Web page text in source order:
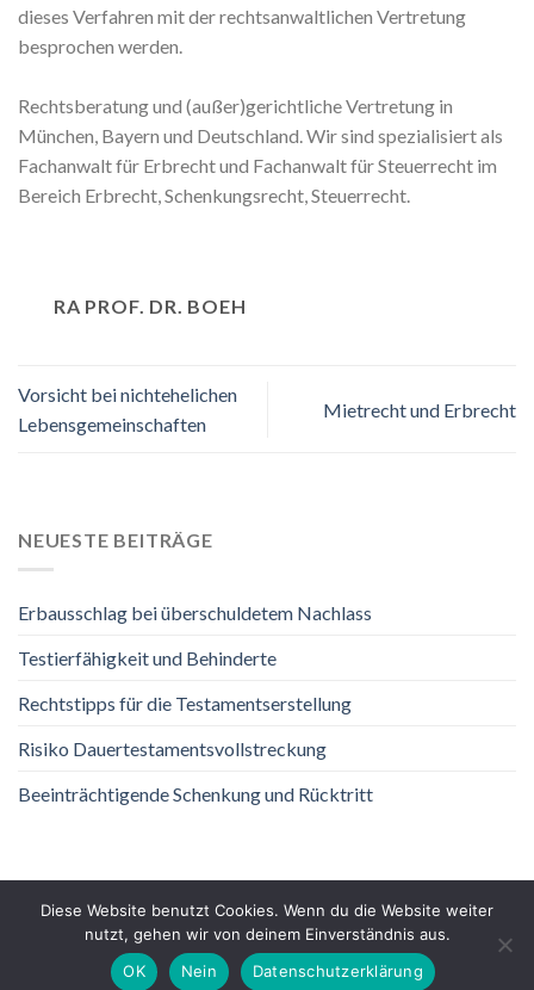
dieses Verfahren mit der rechtsanwaltlichen Vertretung
besprochen werden.
Rechtsberatung und (außer)gerichtliche Vertretung in
München, Bayern und Deutschland. Wir sind spezialisiert als
Fachanwalt für Erbrecht und Fachanwalt für Steuerrecht im
Bereich Erbrecht, Schenkungsrecht, Steuerrecht.
RA PROF. DR. BOEH
Vorsicht bei nichtehelichen
Lebensgemeinschaften
Mietrecht und Erbrecht
NEUESTE BEITRÄGE
Erbausschlag bei überschuldetem Nachlass
Testierfähigkeit und Behinderte
Rechtstipps für die Testamentserstellung
Risiko Dauertestamentsvollstreckung
Beeinträchtigende Schenkung und Rücktritt
DATENSCHUTZ IMPRESSUM
Copyright 2026
Diese Website benutzt Cookies. Wenn du die Website weiter
nutzt, gehen wir von deinem Einverständnis aus.
OK
Nein Datenschutzerklärung